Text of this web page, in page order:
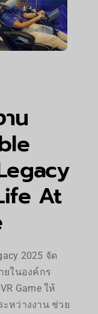
น
At
2025 จัด
ยในองค์กร
Game ให้
หว่างงาน ช่วย